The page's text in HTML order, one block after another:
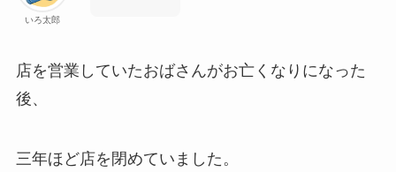
いろ太郎
店を営業していたおばさんがお亡くなりになった
後、
三年ほど店を閉めていました。